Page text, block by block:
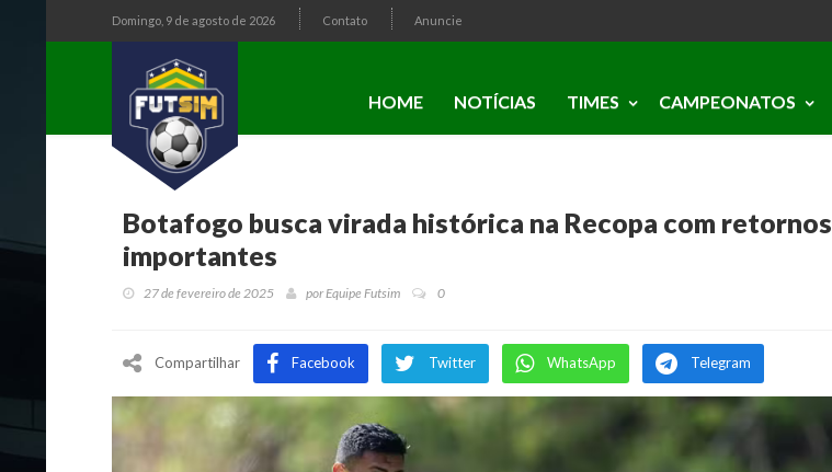
Domingo, 9 de agosto de 2026 Contato Anuncie
HOME NOTÍCIAS TIMES CAMPEONATOS
Botafogo busca virada histórica na Recopa com retornos
importantes
27 de fevereiro de 2025 porEquipe Futsim 0
Compartilhar Facebook Twitter WhatsApp Telegram